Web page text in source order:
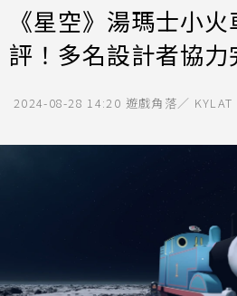
《星空》湯瑪士小
評！多名設計者協力
2024-08-28 14:20 遊戲角落／ KYLAT